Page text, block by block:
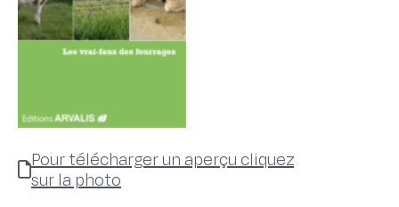
Pour télécharger un aperçu cliquez
sur la photo